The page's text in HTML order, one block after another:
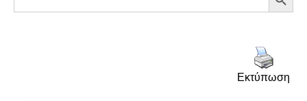
Εκτύπωση